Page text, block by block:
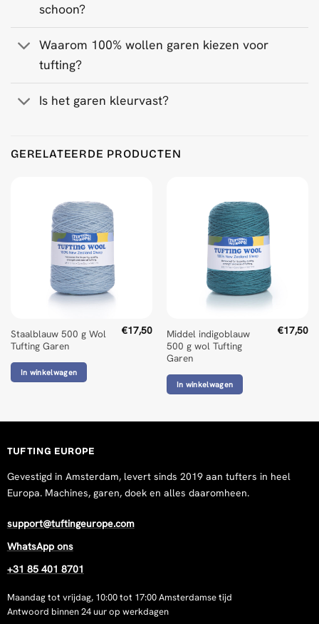
schoon?
Waarom 100% wollen garen kiezen voor
tufting?
Is het garen kleurvast?
GERELATEERDE PRODUCTEN
Staalblauw 500 g Wol
Tufting Garen
€17,50
In winkelwagen
Middel indigoblauw
500 g wol Tufting
Garen
€17,50
In winkelwagen
TUFTING EUROPE
Gevestigd in Amsterdam, levert sinds 2019 aan tufters in heel
Europa. Machines, garen, doek en alles daaromheen.
support@tuftingeurope.com
WhatsApp ons
+31 85 401 8701
Maandag tot vrijdag, 10:00 tot 17:00 Amsterdamse tijd
Antwoord binnen 24 uur op werkdagen